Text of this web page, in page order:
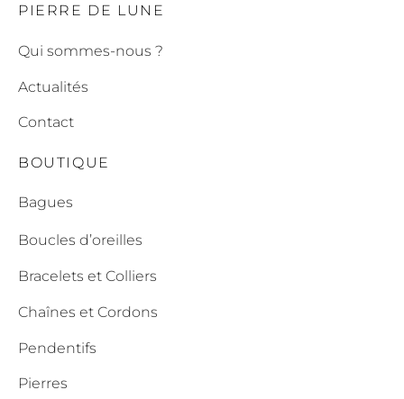
PIERRE DE LUNE
Qui sommes-nous ?
Actualités
Contact
BOUTIQUE
Bagues
Boucles d’oreilles
Bracelets et Colliers
Chaînes et Cordons
Pendentifs
Pierres